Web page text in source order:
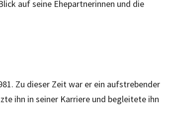
auf seine Ehepartnerinnen und die
Zu dieser Zeit war er ein aufstrebender
ihn in seiner Karriere und begleitete ihn